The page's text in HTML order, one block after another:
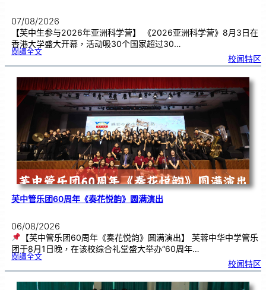
07/08/2026
【芙中生参与2026年亚洲科学营】 《2026亚洲科学营》8月3日在
香港大学盛大开幕，活动吸30个国家超过30…
閱讀全文:芙
生
参
2
0
2
6
年
亚
洲科
校闻特区
芙中管乐团60周年《奏花悦韵》圆满演出
06/08/2026
【芙中管乐团60周年《奏花悦韵》圆满演出】 芙蓉中华中学管乐
团于8月1日晚，在该校综合礼堂盛大举办“60周年…
閱讀全文:芙
乐
6
0
校闻特区